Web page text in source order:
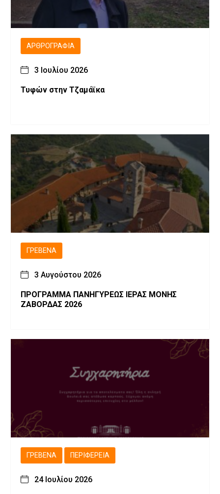
ΑΡΘΡΟΓΡΑΦΊΑ
3 Ιουλίου 2026
Τυφών στην Τζαμάϊκα
ΓΡΕΒΕΝΆ
3 Αυγούστου 2026
ΠΡΟΓΡΑΜΜΑ ΠΑΝΗΓΥΡΕΩΣ ΙΕΡΑΣ ΜΟΝΗΣ
ΖΑΒΟΡΔΑΣ 2026
ΓΡΕΒΕΝΆ ΠΕΡΙΦΈΡΕΙΑ
24 Ιουλίου 2026